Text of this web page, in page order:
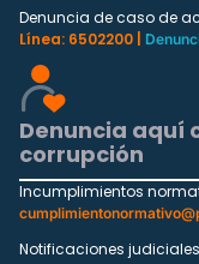
Denuncia de caso de
Línea: 6502200 |
Denuncia aquí
corrupción
Incumplimientos
Notificaciones judiciales